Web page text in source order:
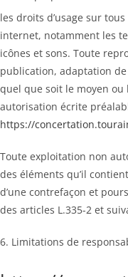
les droits d’usage sur
internet, notamment les
icônes et sons. Toute
publication, adaptation
quel que soit le moyen
autorisation écrite
https://
Toute exploitation non
des éléments qu’il
d’une contrefaçon et
des articles L.335-2 et
6. Limitations de